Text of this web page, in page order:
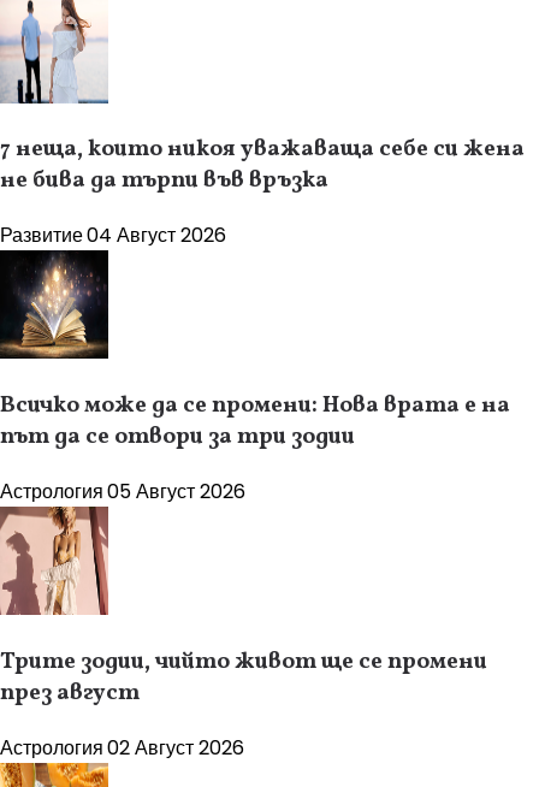
7 неща, които никоя уважаваща себе си жена
не бива да търпи във връзка
Развитие04 Август 2026
Всичко може да се промени: Нова врата е на
път да се отвори за три зодии
Астрология05 Август 2026
Трите зодии, чийто живот ще се промени
през август
Астрология02 Август 2026